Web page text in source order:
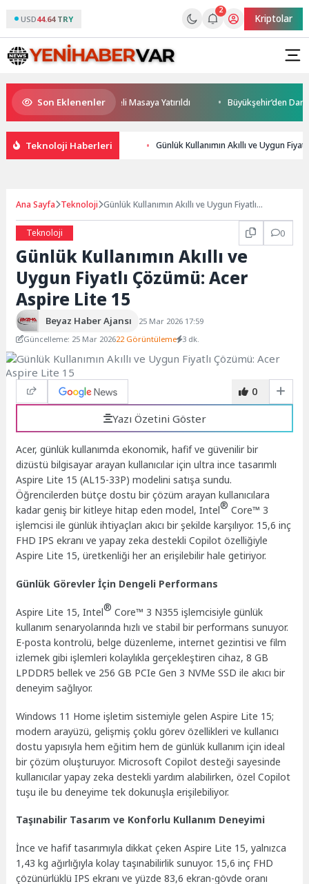
USD44.64 TRY
2
Kriptolar
Son Eklenenler
ve Yatırım Potansiyeli Masaya Yatırıldı Büyükşehir’den
Teknoloji Haberleri Günlük Kullanımın Akıllı ve Uygun
Ana Sayfa Teknoloji Günlük Kullanımın Akıllı ve Uygun Fiyatlı
Teknoloji
0
Günlük Kullanımın Akıllı ve
Uygun Fiyatlı Çözümü: Acer
Aspire Lite 15
Beyaz Haber Ajansı
25 Mar 2026 17:59
Güncelleme: 25 Mar 202622 Görüntüleme 3 dk.
0
Yazı Özetini Göster
Acer, günlük kullanımda ekonomik, hafif ve güvenilir bir
dizüstü bilgisayar arayan kullanıcılar için ultra ince tasarımlı
Aspire Lite 15 (AL15-33P) modelini satışa sundu.
Öğrencilerden bütçe dostu bir çözüm arayan kullanıcılara
kadar geniş bir kitleye hitap eden model, Intel® Core™ 3
işlemcisi ile günlük ihtiyaçları akıcı bir şekilde karşılıyor. 15,6 inç
FHD IPS ekranı ve yapay zeka destekli Copilot özelliğiyle
Aspire Lite 15, üretkenliği her an erişilebilir hale getiriyor.
Günlük Görevler İçin Dengeli Performans
Aspire Lite 15, Intel® Core™ 3 N355 işlemcisiyle günlük
kullanım senaryolarında hızlı ve stabil bir performans sunuyor.
E-posta kontrolü, belge düzenleme, internet gezintisi ve film
izlemek gibi işlemleri kolaylıkla gerçekleştiren cihaz, 8 GB
LPDDR5 bellek ve 256 GB PCIe Gen 3 NVMe SSD ile akıcı bir
deneyim sağlıyor.
Windows 11 Home işletim sistemiyle gelen Aspire Lite 15;
modern arayüzü, gelişmiş çoklu görev özellikleri ve kullanıcı
dostu yapısıyla hem eğitim hem de günlük kullanım için ideal
bir çözüm oluşturuyor. Microsoft Copilot desteği sayesinde
kullanıcılar yapay zeka destekli yardım alabilirken, özel Copilot
tuşu ile bu deneyime tek dokunuşla erişilebiliyor.
Taşınabilir Tasarım ve Konforlu Kullanım Deneyimi
İnce ve hafif tasarımıyla dikkat çeken Aspire Lite 15, yalnızca
1,43 kg ağırlığıyla kolay taşınabilirlik sunuyor. 15,6 inç FHD
çözünürlüklü IPS ekranı ve yüzde 83,6 ekran-gövde oranı